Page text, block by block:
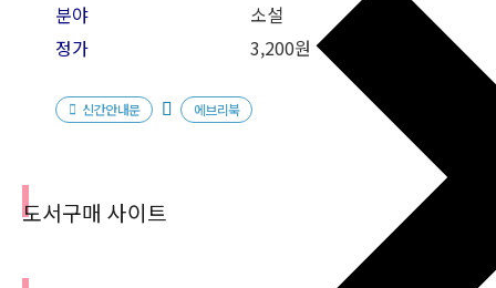
분야
소설
정가
3,200원
신간안내문 에브리북
도서구매 사이트